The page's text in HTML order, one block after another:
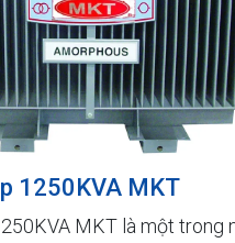
1250KVA MKT
MKT là một trong